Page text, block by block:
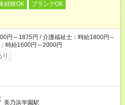
経験OK
ブランクOK
円～1875円 / 介護福祉士：時給1800円～
時給1600円～2000円
り
美乃浜学園駅